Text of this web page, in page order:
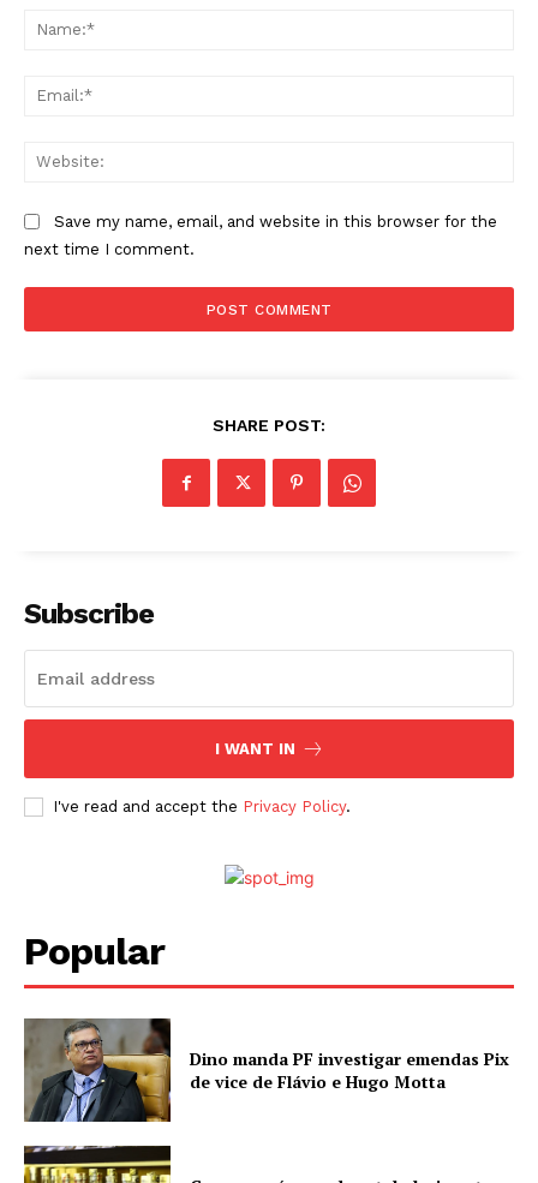
Save my name, email, and website in this browser for the
next time I comment.
SHARE POST:
Subscribe
I WANT IN
I've read and accept the Privacy Policy.
Popular
Dino manda PF investigar emendas Pix
de vice de Flávio e Hugo Motta